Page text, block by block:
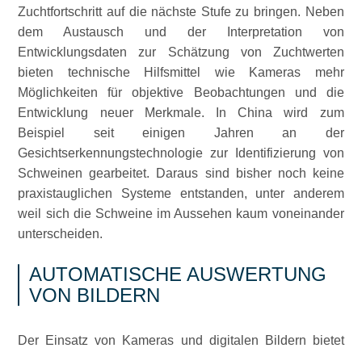
Zuchtfortschritt auf die nächste Stufe zu bringen. Neben
dem Austausch und der Interpretation von
Entwicklungsdaten zur Schätzung von Zuchtwerten
bieten technische Hilfsmittel wie Kameras mehr
Möglichkeiten für objektive Beobachtungen und die
Entwicklung neuer Merkmale. In China wird zum
Beispiel seit einigen Jahren an der
Gesichtserkennungstechnologie zur Identifizierung von
Schweinen gearbeitet. Daraus sind bisher noch keine
praxistauglichen Systeme entstanden, unter anderem
weil sich die Schweine im Aussehen kaum voneinander
unterscheiden.
AUTOMATISCHE AUSWERTUNG
VON BILDERN
Der Einsatz von Kameras und digitalen Bildern bietet